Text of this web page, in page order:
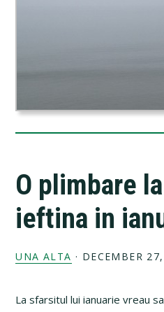
O plimbare
ieftina in
UNA ALTA · DECEMBER
La sfarsitul lui ianuarie vreau